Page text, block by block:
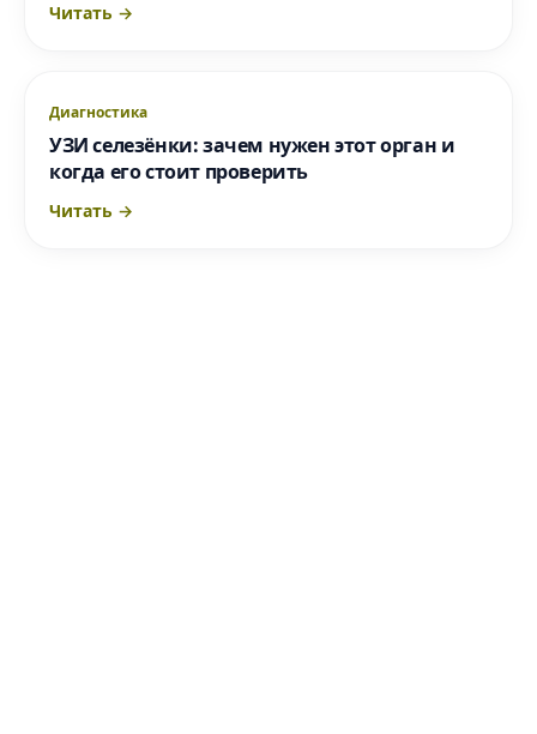
Читать →
Диагностика
УЗИ селезёнки: зачем нужен этот орган и
когда его стоит проверить
Читать →